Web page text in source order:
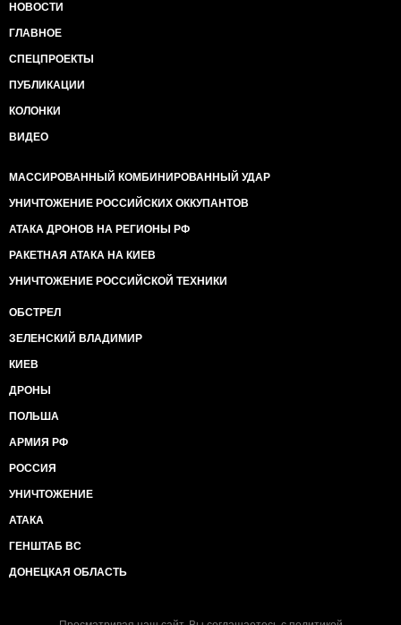
НОВОСТИ
ГЛАВНОЕ
СПЕЦПРОЕКТЫ
ПУБЛИКАЦИИ
КОЛОНКИ
ВИДЕО
МАССИРОВАННЫЙ КОМБИНИРОВАННЫЙ УДАР
УНИЧТОЖЕНИЕ РОССИЙСКИХ ОККУПАНТОВ
АТАКА ДРОНОВ НА РЕГИОНЫ РФ
РАКЕТНАЯ АТАКА НА КИЕВ
УНИЧТОЖЕНИЕ РОССИЙСКОЙ ТЕХНИКИ
ОБСТРЕЛ
ЗЕЛЕНСКИЙ ВЛАДИМИР
КИЕВ
ДРОНЫ
ПОЛЬША
АРМИЯ РФ
РОССИЯ
УНИЧТОЖЕНИЕ
АТАКА
ГЕНШТАБ ВС
ДОНЕЦКАЯ ОБЛАСТЬ